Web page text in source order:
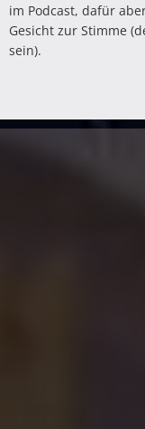
im Podcast, dafür
Gesicht zur Stimme
sein).